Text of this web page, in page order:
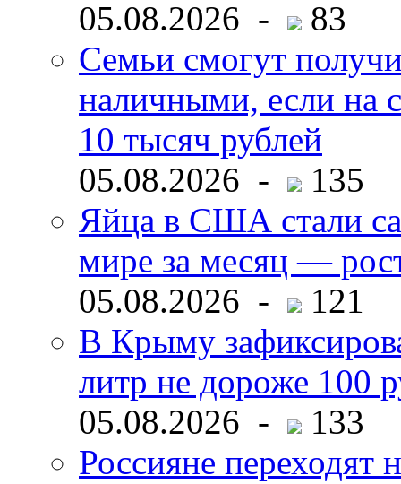
05.08.2026 -
83
Семьи смогут
наличными, если на
10 тысяч рублей
05.08.2026 -
135
Яйца в США стали
мире за месяц —
05.08.2026 -
121
В Крыму
литр не дороже 100
05.08.2026 -
133
Россияне переходят